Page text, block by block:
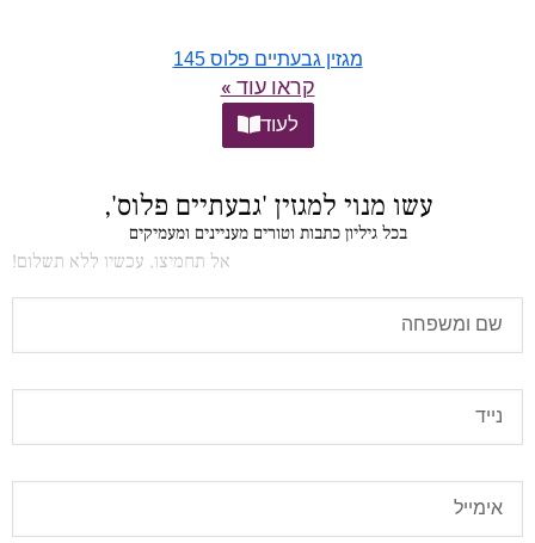
מגזין גבעתיים פלוס 145
קראו עוד »
לעוד
עשו מנוי למגזין 'גבעתיים פלוס',
בכל גיליון כתבות וטורים מעניינים ומעמיקים
אל תחמיצו, עכשיו ללא תשלום!